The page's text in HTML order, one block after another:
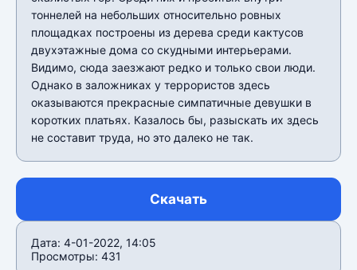
тоннелей на небольших относительно ровных
площадках построены из дерева среди кактусов
двухэтажные дома со скудными интерьерами.
Видимо, сюда заезжают редко и только свои люди.
Однако в заложниках у террористов здесь
оказываются прекрасные симпатичные девушки в
коротких платьях. Казалось бы, разыскать их здесь
не составит труда, но это далеко не так.
Скачать
Дата: 4-01-2022, 14:05
Просмотры: 431